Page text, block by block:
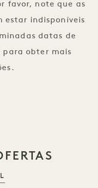
favor, note que as
estar indisponíveis
datas de
para obter mais